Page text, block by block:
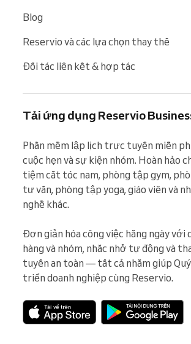
Blog
Reservio và các lựa chọn thay thế
Đối tác liên kết & hợp tác
Tải ứng dụng Reservio
Phần mềm lập lịch trực tuyến miễn
cuộc hẹn và sự kiện nhóm. Hoàn hảo
tiệm cắt tóc nam, phòng tập gym,
tư vấn, phòng tập yoga, giáo viên và
nghề khác.
Đơn giản hóa công việc hằng ngày với
hàng và nhóm, nhắc nhở tự động và
tuyến an toàn — tất cả nhằm giúp
triển doanh nghiệp cùng Reservio.